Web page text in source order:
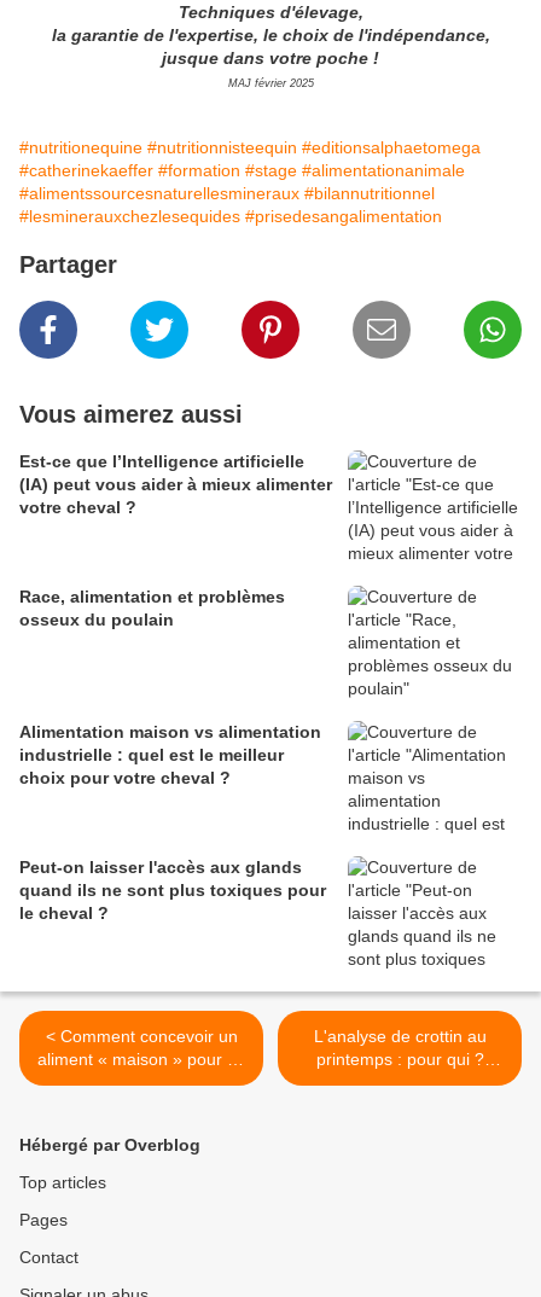
Techniques d'élevage,
la garantie de l'expertise, le choix de l'indépendance,
jusque dans votre poche !
MAJ février 2025
#nutritionequine #nutritionnisteequin #editionsalphaetomega
#catherinekaeffer #formation #stage #alimentationanimale
#alimentssourcesnaturellesmineraux #bilannutritionnel
#lesminerauxchezlesequides #prisedesangalimentation
Partager
Vous aimerez aussi
Est-ce que l’Intelligence artificielle
(IA) peut vous aider à mieux alimenter
votre cheval ?
Race, alimentation et problèmes
osseux du poulain
Alimentation maison vs alimentation
industrielle : quel est le meilleur
choix pour votre cheval ?
Peut-on laisser l'accès aux glands
quand ils ne sont plus toxiques pour
le cheval ?
< Comment concevoir un
aliment « maison » pour un
cheval ?
L'analyse de crottin au
printemps : pour qui ?
Pourquoi ? >
Hébergé par Overblog
Top articles
Pages
Contact